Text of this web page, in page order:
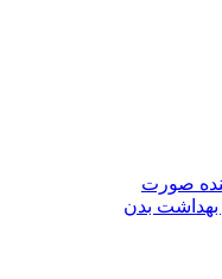
صورت
بدن